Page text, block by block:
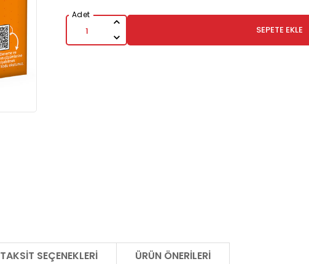
SEPETE EKLE
TAKSIT SEÇENEKLERI ÜRÜN ÖNERILERI